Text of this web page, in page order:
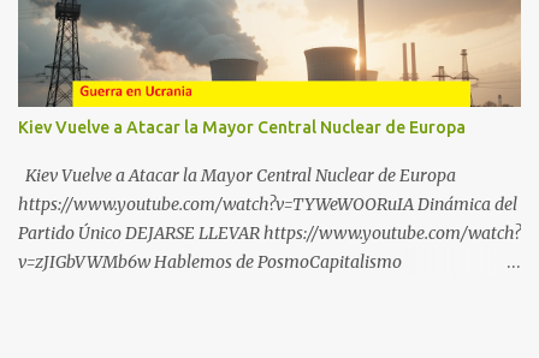
Kiev Vuelve a Atacar la Mayor Central Nuclear de Europa
Kiev Vuelve a Atacar la Mayor Central Nuclear de Europa
https://www.youtube.com/watch?v=TYWeWOORuIA Dinámica del
Partido Único DEJARSE LLEVAR https://www.youtube.com/watch?
v=zJIGbVWMb6w Hablemos de PosmoCapitalismo